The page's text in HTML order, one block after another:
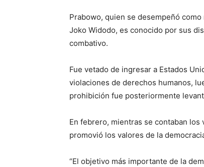
Prabowo, quien se desempeñó
Joko Widodo, es conocido por sus
combativo.
Fue vetado de ingresar a Estados
violaciones de derechos humanos,
prohibición fue posteriormente
En febrero, mientras se contaban
promovió los valores de la
“El objetivo más importante de la